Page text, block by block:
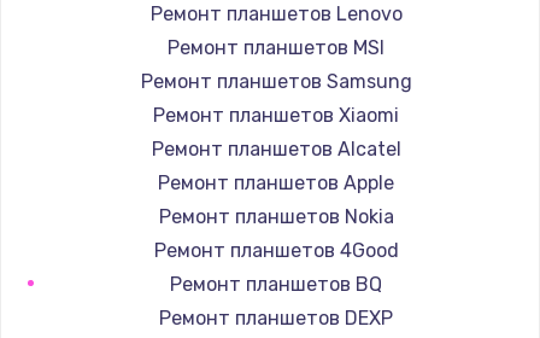
Замена голосового динамика
Заказать
Заказать
Ремонт планшетов Lenovo
Ремонт планшетов MSI
Ремонт планшетов Samsung
Ремонт планшетов Xiaomi
Ремонт планшетов Alcatel
Ремонт планшетов Apple
Ремонт планшетов Nokia
Ремонт планшетов 4Good
Ремонт планшетов BQ
Ремонт планшетов DEXP